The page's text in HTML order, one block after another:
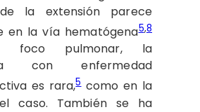
la extensión parece
en la vía hematógena5,8
foco pulmonar, la
con enfermedad
es rara,5como en la
caso. También se ha